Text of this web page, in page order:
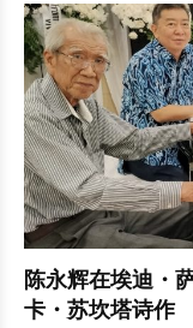
陈永辉在埃迪・
卡・苏坎塔诗作